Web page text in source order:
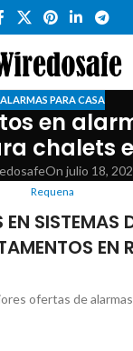
ALARMAS PARA CASA
en
chalets
On julio 18,
Requena
SISTEMAS
ofertas de